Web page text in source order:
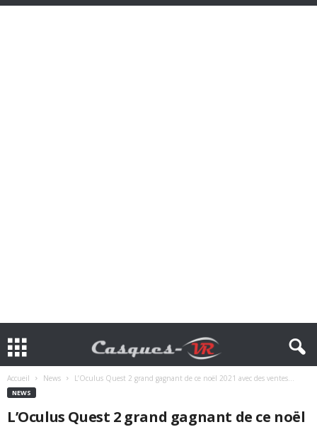
Accueil News L’Oculus Quest 2 grand gagnant de ce noël 2021 avec des ventes...
NEWS
L’Oculus Quest 2 grand gagnant de ce noël